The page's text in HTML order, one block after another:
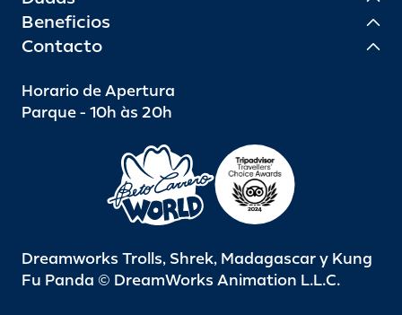
Beneficios
Contacto
Horario de Apertura
Parque - 10h às 20h
Dreamworks Trolls, Shrek, Madagascar y Kung
Fu Panda © DreamWorks Animation L.L.C.